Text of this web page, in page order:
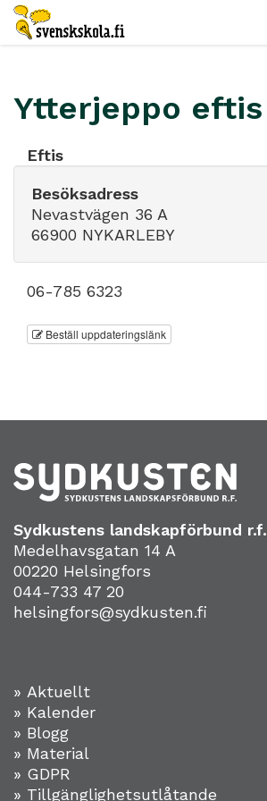
Ytterjeppo eftis
Eftis
Besöksadress
Nevastvägen 36 A
66900 NYKARLEBY
06-785 6323
Beställ uppdateringslänk
Sydkustens landskapförbund r.f.
Medelhavsgatan 14 A
00220 Helsingfors
044-733 47 20
helsingfors@sydkusten.fi
» Aktuellt
» Kalender
» Blogg
» Material
» GDPR
» Tillgänglighetsutlåtande